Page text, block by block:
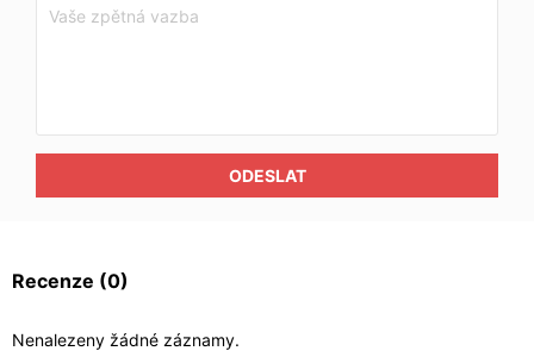
ODESLAT
Recenze (0)
Nenalezeny žádné záznamy.